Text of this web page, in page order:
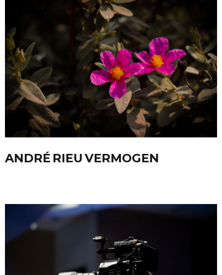
ANDRÉ RIEU VERMOGEN